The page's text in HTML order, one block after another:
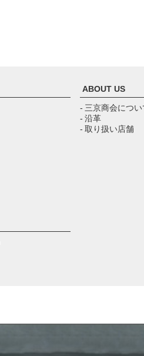
ABOUT US
- 三京商会につい
- 沿革
- 取り扱い店舗